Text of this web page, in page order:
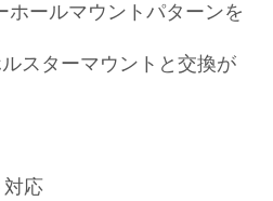
ホールマウントパターンを
スターマウントと交換が
対応